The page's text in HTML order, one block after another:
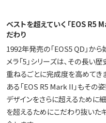
ベストを超えていく 「EOS R5
だわり
1992年発売の「EOS5 QD」か
メラ「5」シリーズは、その長い
重ねるごとに完成度を高めてき
ある「EOS R5 Mark II」もその
デザインをさらに超えるために
を超えるためにこだわり抜いた